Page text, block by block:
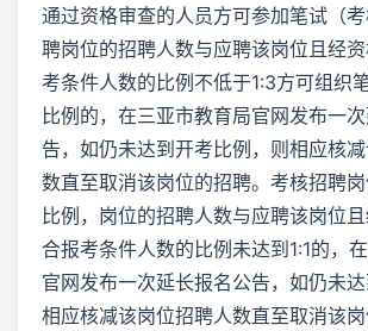
通过资格审查的人员方可参加笔试（
聘岗位的招聘人数与应聘该岗位且经
考条件人数的比例不低于1:3方可组织
比例的，在三亚市教育局官网发布一
告，如仍未达到开考比例，则相应核
数直至取消该岗位的招聘。考核招聘
比例，岗位的招聘人数与应聘该岗位
合报考条件人数的比例未达到1:1的，
官网发布一次延长报名公告，如仍未
相应核减该岗位招聘人数直至取消该